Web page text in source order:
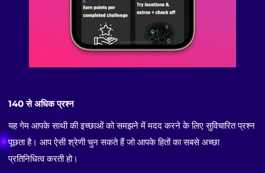
140 से अधिक प्रश्न
यह गेम आपके साथी की इच्छाओं को समझने में मदद करने के लिए सुविचारित प्रश्न
पूछता है। आप ऐसी श्रेणी चुन सकते हैं जो आपके हितों का सबसे अच्छा
प्रतिनिधित्व करती हो।